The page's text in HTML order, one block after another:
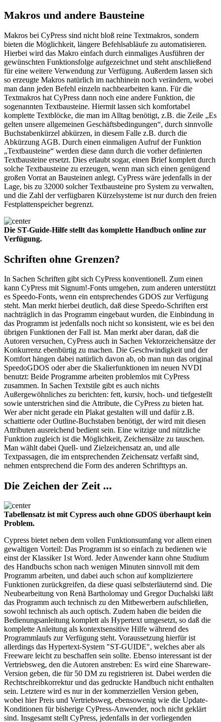
Makros und andere Bausteine
Makros bei CyPress sind nicht bloß reine Textmakros, sondern
bieten die Möglichkeit, längere Befehlsabläufe zu automatisieren.
Hierbei wird das Makro einfach durch einmaliges Ausführen der
gewünschten Funktionsfolge aufgezeichnet und steht anschließend
für eine weitere Verwendung zur Verfügung. Außerdem lassen sich
so erzeugte Makros natürlich im nachhinein noch verändern, wobei
man dann jeden Befehl einzeln nachbearbeiten kann. Für die
Textmakros hat CyPress dann noch eine andere Funktion, die
sogenannten Textbausteine. Hiermit lassen sich komfortabel
komplette Textblöcke, die man im Alltag benötigt, z.B. die Zeile „Es
gelten unsere allgemeinen Geschäftsbedingungen“, durch sinnvolle
Buchstabenkürzel abkürzen, in diesem Falle z.B. durch die
Abkürzung AGB. Durch einen einmaligen Aufruf der Funktion
„Textbausteine“ werden diese dann durch die vorher definierten
Textbausteine ersetzt. Dies erlaubt sogar, einen Brief komplett durch
solche Textbausteine zu erzeugen, wenn man sich einen genügend
großen Vorrat an Bausteinen anlegt. CyPress wäre jedenfalls in der
Lage, bis zu 32000 solcher Textbausteine pro System zu verwalten,
und die Zahl der verfügbaren Kürzelsysteme ist nur durch den freien
Festplattenspeicher begrenzt.
Die ST-Guide-Hilfe stellt das komplette Handbuch online zur
Verfügung.
Schriften ohne Grenzen?
In Sachen Schriften gibt sich CyPress konventionell. Zum einen
kann CyPress mit Signum!-Fonts umgehen, zum anderen unterstützt
es Speedo-Fonts, wenn ein entsprechendes GDOS zur Verfügung
steht. Man merkt hierbei deutlich, daß diese Speedo-Schriften erst
nachträglich in das Programm eingebaut wurden, die Einbindung in
das Programm ist jedenfalls noch nicht so konsistent, wie es bei den
übrigen Funktionen der Fall ist. Man merkt aber daran, daß die
Autoren versuchen, CyPress auch in Sachen Vektorzeichensätze der
Konkurrenz ebenbürtig zu machen. Die Geschwindigkeit und der
Komfort hängen dabei natürlich davon ab, ob man nun das original
SpeedoGDOS oder aber die Skalierfunktionen im neuen NVDI
benutzt: Beide Programme arbeiten problemlos mit CyPress
zusammen. In Sachen Textstile gibt es auch nichts
Außergewöhnliches zu berichten: fett, kursiv, hoch- und tiefgestellt
sowie unterstrichen sind die Attribute, die CyPress zu bieten hat.
Wer aber nicht gerade ein Plakat gestalten will und dafür z.B.
schattierte oder Outline-Buchstaben benötigt, der wird mit diesen
Attributen ausreichend bedient sein. Eine witzige und nützliche
Funktion zugleich ist die Möglichkeit, Zeichensälze zu tauschen.
Man wählt dabei Quell- und Zielzeichensatz an, und alle
Textpassagen, die im entsprechenden Zeichensatz verfaßt sind,
nehmen entsprechend die Form des anderen Schrifttyps an.
Die Zeichen der Zeit ...
Tabellensatz ist mit Cypress auch ohne GDOS überhaupt kein
Problem.
Cypress bietet neben dem vollen Funktionsumfang vor allem einen
gewaltigen Vorteil: Das Programm ist so einfach zu bedienen wie
einst der Klassiker 1st Word. Jeder Anwender kann ohne Studium
des Handbuchs schon nach wenigen Minuten sinnvoll mit dem
Programm arbeiten, und dabei auch schon auf kompliziertere
Funktionen zurückgreifen, da diese quasi selbsterläuternd sind. Die
Neubearbeitung von Renä Bartholomay und Gregor Duchalski läßt
das Programm auch technisch zu den Mitbewerbern aufschließen,
sowohl technisch als auch optisch. Zudem haben die beiden die
Bedienungsanleitung komplett als Hypertext umgesetzt, so daß die
komplette Anleitung als kontextsensitive Hilfe während des
Programmlaufs zur Verfügung steht. Voraussetzung hierfür ist
allerdings das Hypertext-System "ST-GUIDE", welches aber als
Freeware leicht zu beschaffen sein sollte. Ebenso interessant ist der
Vertriebsweg, den die Autoren anstreben: Es wird eine Shareware-
Version geben, die für 50 DM zu registrieren ist. Dabei werden die
Rechtschreibkorrektur und das gedruckte Handbuch nicht enthalten
sein. Letztere wird es nur in der kommerziellen Version geben,
wobei hier Preis und Vertriebsweg, ebensowenig wie die Update-
Konditionen für bisherige CyPress-Anwender, noch nicht geklärt
sind. Insgesamt stellt CyPress, jedenfalls in der vorliegenden